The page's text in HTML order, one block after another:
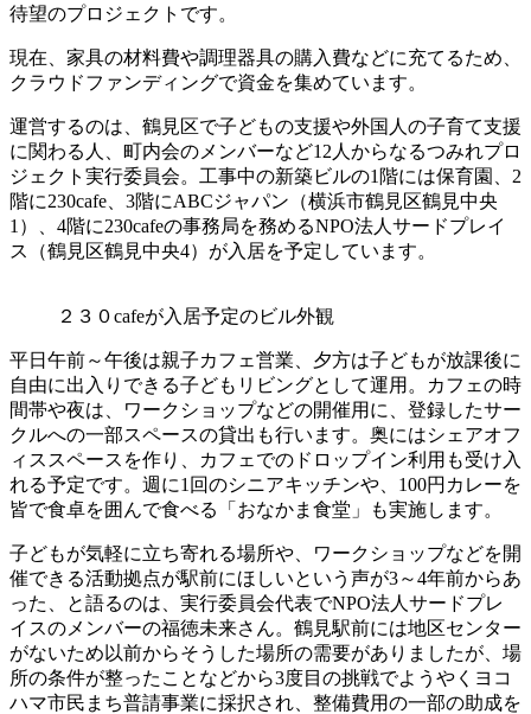
待望のプロジェクトです。
現在、家具の材料費や調理器具の購入費などに充てるため、
クラウドファンディングで資金を集めています。
運営するのは、鶴見区で子どもの支援や外国人の子育て支援
に関わる人、町内会のメンバーなど12人からなるつみれプロ
ジェクト実行委員会。工事中の新築ビルの1階には保育園、2
階に230cafe、3階にABCジャパン（横浜市鶴見区鶴見中央
1）、4階に230cafeの事務局を務めるNPO法人サードプレイ
ス（鶴見区鶴見中央4）が入居を予定しています。
２３０cafeが入居予定のビル外観
平日午前～午後は親子カフェ営業、夕方は子どもが放課後に
自由に出入りできる子どもリビングとして運用。カフェの時
間帯や夜は、ワークショップなどの開催用に、登録したサー
クルへの一部スペースの貸出も行います。奥にはシェアオフ
ィススペースを作り、カフェでのドロップイン利用も受け入
れる予定です。週に1回のシニアキッチンや、100円カレーを
皆で食卓を囲んで食べる「おなかま食堂」も実施します。
子どもが気軽に立ち寄れる場所や、ワークショップなどを開
催できる活動拠点が駅前にほしいという声が3～4年前からあ
った、と語るのは、実行委員会代表でNPO法人サードプレ
イスのメンバーの福徳未来さん。鶴見駅前には地区センター
がないため以前からそうした場所の需要がありましたが、場
所の条件が整ったことなどから3度目の挑戦でようやくヨコ
ハマ市民まち普請事業に採択され、整備費用の一部の助成を